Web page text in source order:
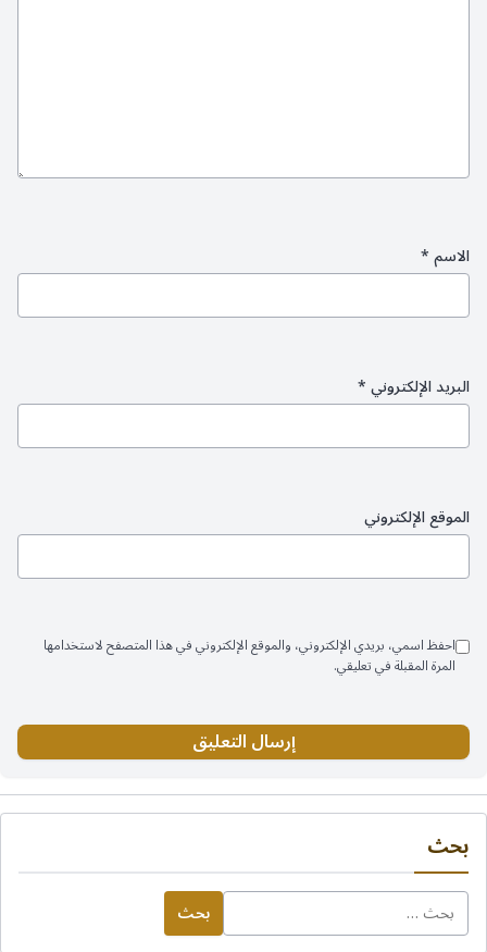
الاسم*
البريد الإلكتروني*
الموقع الإلكتروني
احفظ اسمي، بريدي الإلكتروني، والموقع الإلكتروني في هذا المتصفح لاستخدامها
المرة المقبلة في تعليقي.
بحث
البحث
عن: